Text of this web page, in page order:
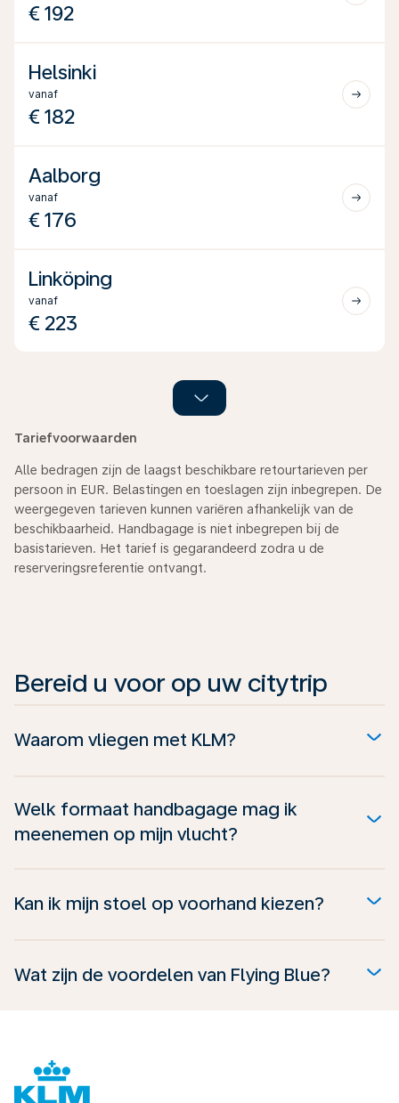
€ 192
Helsinki
vanaf
€ 182
Aalborg
vanaf
€ 176
Linköping
vanaf
€ 223
Tariefvoorwaarden
Alle bedragen zijn de laagst beschikbare retourtarieven per
persoon in EUR. Belastingen en toeslagen zijn inbegrepen. De
weergegeven tarieven kunnen variëren afhankelijk van de
beschikbaarheid. Handbagage is niet inbegrepen bij de
basistarieven. Het tarief is gegarandeerd zodra u de
reserveringsreferentie ontvangt.
Bereid u voor op uw citytrip
Waarom vliegen met KLM?
Welk formaat handbagage mag ik
meenemen op mijn vlucht?
Kan ik mijn stoel op voorhand kiezen?
Wat zijn de voordelen van Flying Blue?